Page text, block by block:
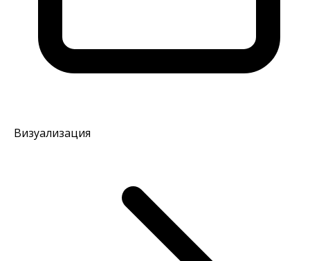
Визуализация